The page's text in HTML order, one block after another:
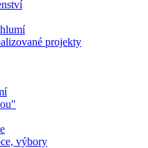
projekty
výbory